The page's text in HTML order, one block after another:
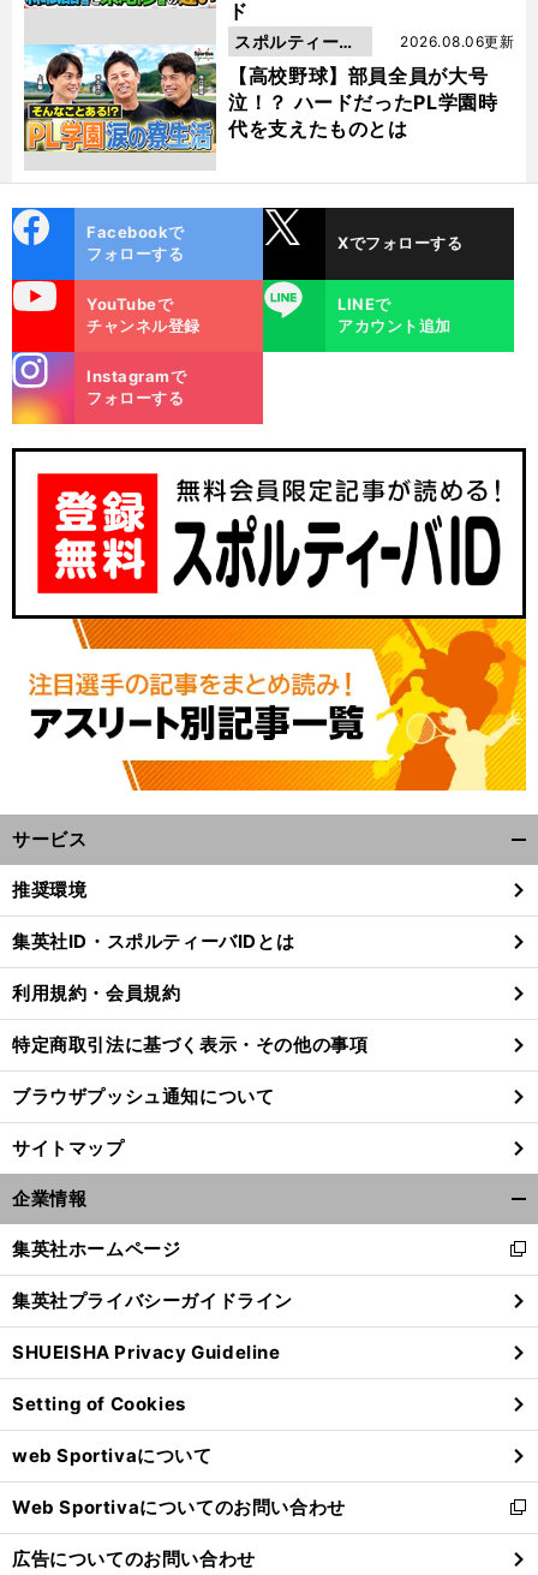
ド
【高校野球】部員全員が大号
泣！？ ハードだったPL学園時
代を支えたものとは
2026.08.06更新
スポルティーバ
動画
ok
Facebookで
フォローする
Xでフォローする
YouTubeで
チャンネル登録
LINE
LINEで
アカウント追加
m
Instagramで
フォローする
サービス
閉
る
推奨環境
集英社ID・スポルティーバIDとは
利用規約・会員規約
特定商取引法に基づく表示・その他の事項
ブラウザプッシュ通知について
サイトマップ
企業情報
閉
る
集英社ホームページ
新
し
い
ウ
ィ
ン
ド
ウ
で
開
く
集英社プライバシーガイドライン
SHUEISHA Privacy Guideline
Setting of Cookies
web Sportivaについて
Web Sportivaについてのお問い合わせ
新
し
い
広告についてのお問い合わせ